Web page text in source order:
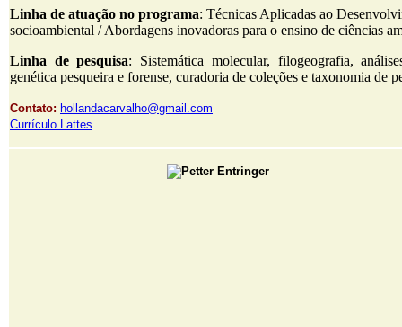
Linha de atuação no programa: Técnicas Aplicadas ao
socioambiental / Abordagens inovadoras para o ensino de ciências
Linha de pesquisa: Sistemática molecular, filogeografia,
genética pesqueira e forense, curadoria de coleções e taxonomia de
Contato: hollandacarvalho@gmail.com
Currículo Lattes